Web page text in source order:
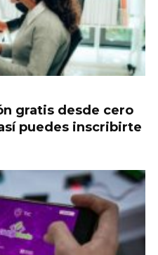
gratis desde cero
puedes inscribirte